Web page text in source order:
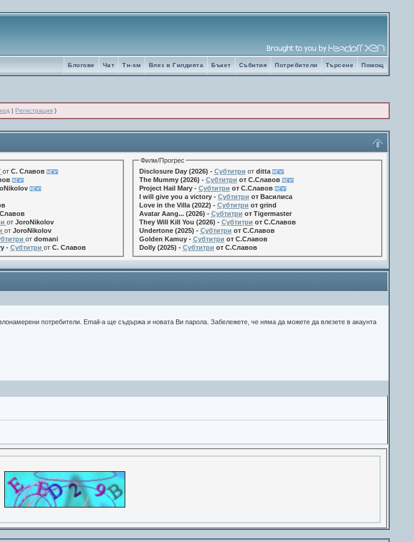
Помощ
Търсене
Потребители
Събития
Бъкет
Влез в Гилдията
Tн-sм
Чат
Блогове
|Регистрация )
от С. Славов
от JoroNikolov
от JoroNikolov
от domani
- Субтитри от С. Славов
Филм/Прогрес
Disclosure Day (2026) - Субтитри от ditta
The Mummy (2026) - Субтитри от С.Славов
Project Hail Mary - Субтитри от С.Славов
I will give you a victory - Субтитри от Василиса
Love in the Villa (2022) - Субтитри от grind
Avatar Aang... (2026) - Субтитри от Tigermaster
They Will Kill You (2026) - Субтитри от С.Славов
Undertone (2025) - Субтитри от С.Славов
Golden Kamuy - Субтитри от С.Славов
Dolly (2025) - Субтитри от С.Славов
потребители. Email-a ще съдържа и новата Ви парола. Забележете, че няма да можете да влезете в акаунта